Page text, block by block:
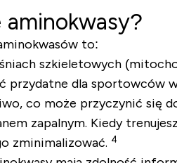
aminokwasy?
to:
szkieletowych
przydatne dla sportowców
co może przyczynić się
zapalnym. Kiedy
zminimalizować. 4